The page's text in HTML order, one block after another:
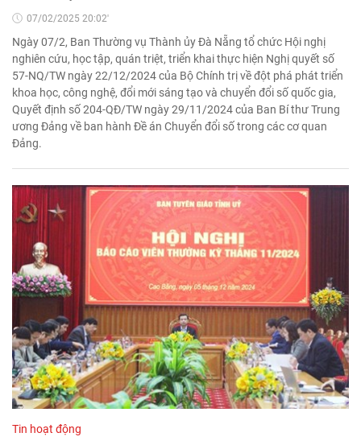
07/02/2025 20:02'
Ngày 07/2, Ban Thường vụ Thành ủy Đà Nẵng tổ chức Hội nghị
nghiên cứu, học tập, quán triệt, triển khai thực hiện Nghị quyết số
57-NQ/TW ngày 22/12/2024 của Bộ Chính trị về đột phá phát triển
khoa học, công nghệ, đổi mới sáng tạo và chuyển đổi số quốc gia,
Quyết định số 204-QĐ/TW ngày 29/11/2024 của Ban Bí thư Trung
ương Đảng về ban hành Đề án Chuyển đổi số trong các cơ quan
Đảng.
Tin hoạt động